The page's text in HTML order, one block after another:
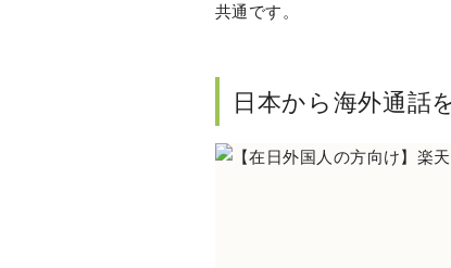
共通です。
日本から海外通話